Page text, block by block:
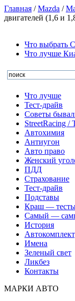
Главная /Mazda /
двигателей (1,6 и
Что выбрать
Что лучше
Что лучше
Тест-драйв
Советы
StreetRacing /
Автохимия
Антиугон
Авто право
Женский
ПДД
Страхование
Тест-драйв
Подставы
Краш —
Самый —
История
Имена
Зеленый свет
Ликбез
Контакты
МАРКИ АВТО